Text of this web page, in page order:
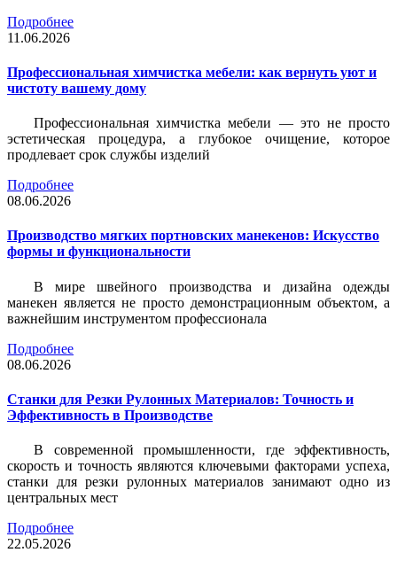
Подробнее
11.06.2026
Профессиональная химчистка мебели: как вернуть уют и
чистоту вашему дому
Профессиональная химчистка мебели — это не просто
эстетическая процедура, а глубокое очищение, которое
продлевает срок службы изделий
Подробнее
08.06.2026
Производство мягких портновских манекенов: Искусство
формы и функциональности
В мире швейного производства и дизайна одежды
манекен является не просто демонстрационным объектом, а
важнейшим инструментом профессионала
Подробнее
08.06.2026
Станки для Резки Рулонных Материалов: Точность и
Эффективность в Производстве
В современной промышленности, где эффективность,
скорость и точность являются ключевыми факторами успеха,
станки для резки рулонных материалов занимают одно из
центральных мест
Подробнее
22.05.2026